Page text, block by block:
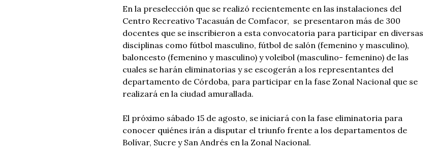
En la preselección que se realizó recientemente en las instalaciones del
Centro Recreativo Tacasuán de Comfacor, se presentaron más de 300
docentes que se inscribieron a esta convocatoria para participar en diversas
disciplinas como fútbol masculino, fútbol de salón (femenino y masculino),
baloncesto (femenino y masculino) y voleibol (masculino- femenino) de las
cuales se harán eliminatorias y se escogerán a los representantes del
departamento de Córdoba, para participar en la fase Zonal Nacional que se
realizará en la ciudad amurallada.
El próximo sábado 15 de agosto, se iniciará con la fase eliminatoria para
conocer quiénes irán a disputar el triunfo frente a los departamentos de
Bolívar, Sucre y San Andrés en la Zonal Nacional.